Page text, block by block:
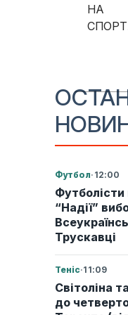
Skip to content
НА
Футбол· 12:00
Футболісти
“Надії”
Трускавці
Теніс·11:09
Світоліна
до